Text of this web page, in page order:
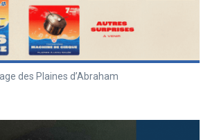
des Plaines d’Abraham